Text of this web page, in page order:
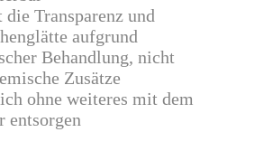
die Transparenz und
aufgrund
Behandlung, nicht
Zusätze
ohne weiteres mit dem
entsorgen